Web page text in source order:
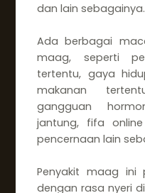
dan lain sebagainya.
Ada berbagai
maag, seperti
tertentu, gaya
makanan
gangguan
jantung, fifa
pencernaan lain
Penyakit maag ini
dengan rasa nyeri